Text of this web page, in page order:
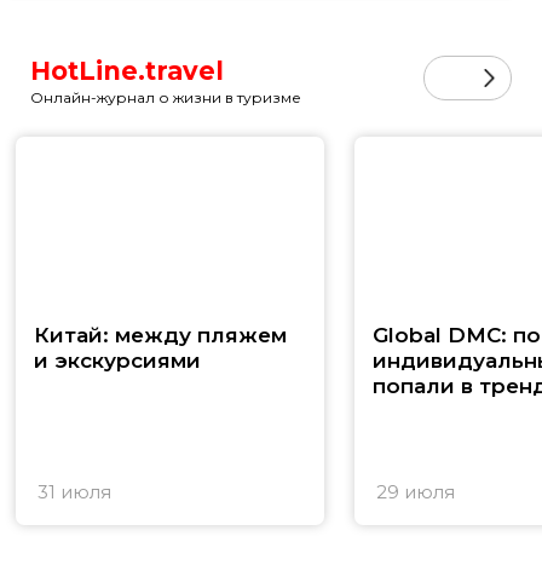
HotLine.travel
Онлайн-журнал о жизни в туризме
Китай: между пляжем
и экскурсиями
31 июля
Global DMC:
попали в
29 июля